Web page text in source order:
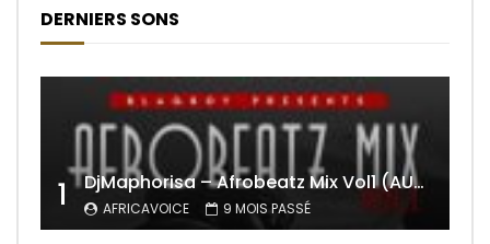
DERNIERS SONS
1 DjMaphorisa – Afrobeatz Mix Vol1 (AUDIO)
AFRICAVOICE 9 MOIS PASSÉ